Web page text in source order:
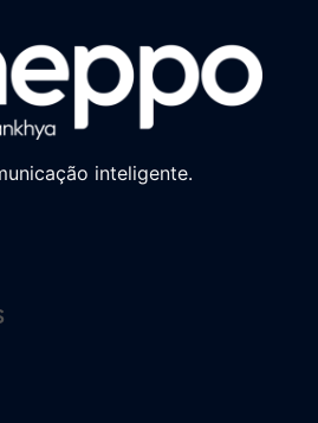
inteligente.